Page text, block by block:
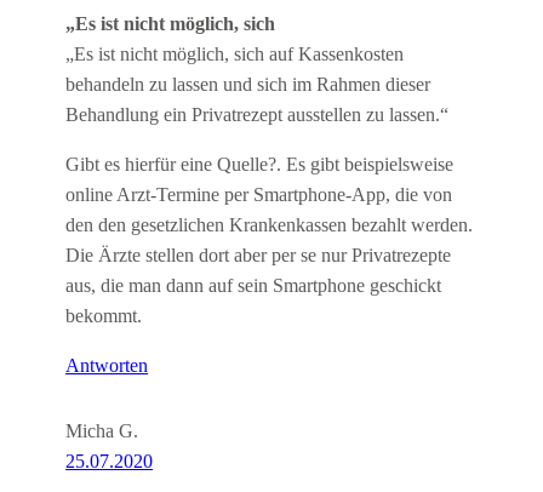
„Es ist nicht möglich, sich
„Es ist nicht möglich, sich auf Kassenkosten
behandeln zu lassen und sich im Rahmen dieser
Behandlung ein Privatrezept ausstellen zu lassen.“
Gibt es hierfür eine Quelle?. Es gibt beispielsweise
online Arzt-Termine per Smartphone-App, die von
den den gesetzlichen Krankenkassen bezahlt werden.
Die Ärzte stellen dort aber per se nur Privatrezepte
aus, die man dann auf sein Smartphone geschickt
bekommt.
Antworten
Micha G.
25.07.2020